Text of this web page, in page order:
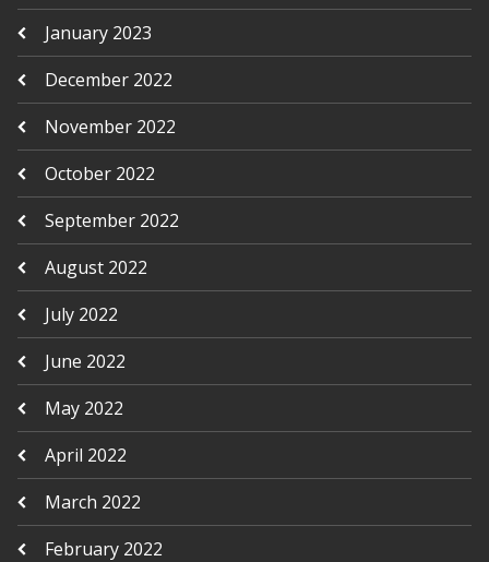
January 2023
December 2022
November 2022
October 2022
September 2022
August 2022
July 2022
June 2022
May 2022
April 2022
March 2022
February 2022